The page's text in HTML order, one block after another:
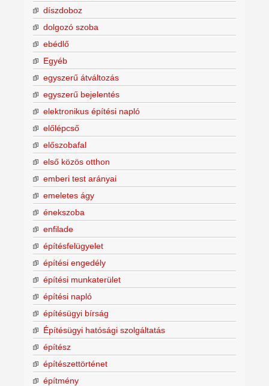
díszdoboz
dolgozó szoba
ebédlő
Egyéb
egyszerű átváltozás
egyszerű bejelentés
elektronikus építési napló
előlépcső
előszobafal
első közös otthon
emberi test arányai
emeletes ágy
énekszoba
enfilade
építésfelügyelet
építési engedély
építési munkaterület
építési napló
építésügyi bírság
Építésügyi hatósági szolgáltatás
építész
építészettörténet
építmény